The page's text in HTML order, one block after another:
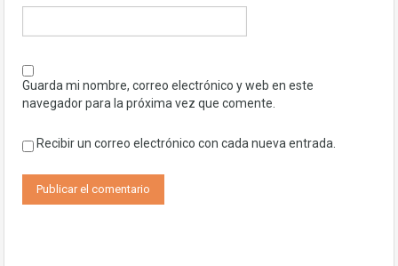
Guarda mi nombre, correo electrónico y web en este
navegador para la próxima vez que comente.
Recibir un correo electrónico con cada nueva entrada.